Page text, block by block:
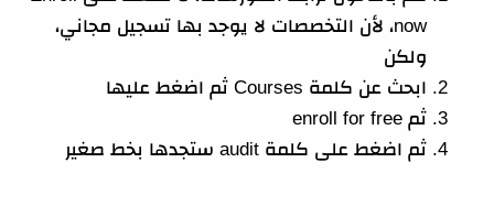
now، لأن التخصصات لا يوجد بها تسجيل مجاني،
ولكن
ابحث عن كلمة Courses ثم اضغط عليها
ثم enroll for free
ثم اضغط على كلمة audit ستجدها بخط صغير